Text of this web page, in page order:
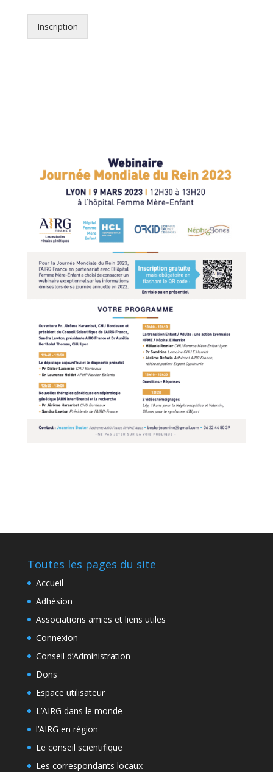
Inscription
Toutes les pages du site
Accueil
Adhésion
Associations amies et liens utiles
Connexion
Conseil d’Administration
Dons
Espace utilisateur
L’AIRG dans le monde
l’AIRG en région
Le conseil scientifique
Les correspondants locaux